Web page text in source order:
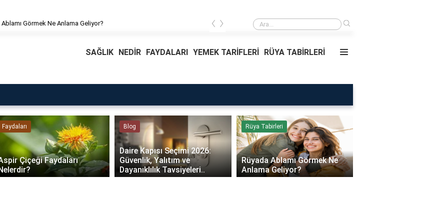
Görmek Ne Anlama Geliyor? Rüyada Ablamı Görmek Ne Anlama Geliyor?
‹ ›
SAĞLIK NEDİR FAYDALARI YEMEK TARİFLERİ RÜYA TABİRLERİ
Faydaları
Çiçeği Faydaları
Blog
Daire Kapısı Seçimi 2026:
Güvenlik, Yalıtım ve
Dayanıklılık Tavsiyeleri..
Rüya Tabirleri
Rüyada Ablamı Görmek Ne
Anlama Geliyor?